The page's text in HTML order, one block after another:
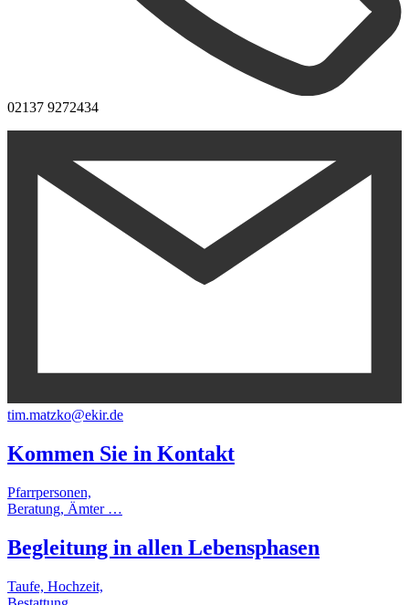
02137 9272434
tim.matzko@ekir.de
Kommen Sie in Kontakt
Pfarrpersonen,
Beratung, Ämter …
Begleitung in allen Lebensphasen
Taufe, Hochzeit,